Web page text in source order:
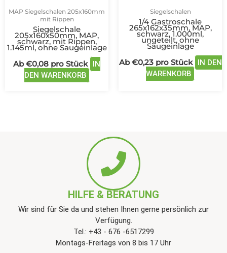
MAP Siegelschalen 205x160mm
mit Rippen
Siegelschale
205x160x50mm, MAP,
schwarz, mit Rippen,
1.145ml, ohne Saugeinlage
Ab€0,08 pro Stück
IN
DEN WARENKORB
werden
Siegelschalen
1/4 Gastroschale
265x162x35mm, MAP,
schwarz, 1.000ml,
ungeteilt, ohne
Saugeinlage
Ab€0,23pro Stück
IN DEN
WARENKORB
HILFE & BERATUNG
Wir sind für Sie da und stehen Ihnen gerne persönlich zur
Verfügung.
Tel.: +43 - 676 -6517299
Montags-Freitags von 8 bis 17 Uhr